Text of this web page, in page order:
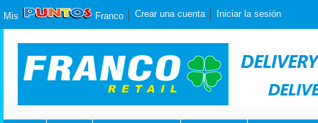
Mis Franco Crear una cuenta Iniciar la sesión